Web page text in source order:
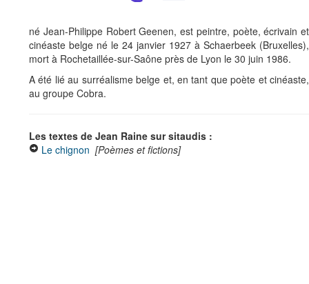
né Jean-Philippe Robert Geenen, est peintre, poète, écrivain et
cinéaste belge né le 24 janvier 1927 à Schaerbeek (Bruxelles),
mort à Rochetaillée-sur-Saône près de Lyon le 30 juin 1986.
A été lié au surréalisme belge et, en tant que poète et cinéaste,
au groupe Cobra.
Les textes de Jean Raine sur sitaudis :
Le chignon [Poèmes et fictions]